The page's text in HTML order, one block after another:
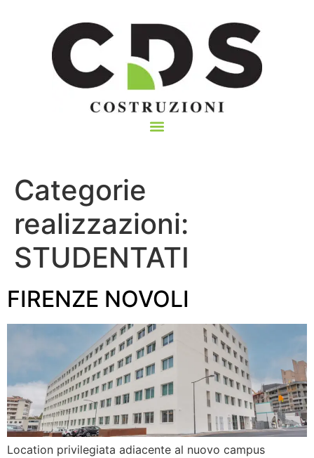
Categorie
realizzazioni:
STUDENTATI
FIRENZE NOVOLI
Location privilegiata adiacente al nuovo campus